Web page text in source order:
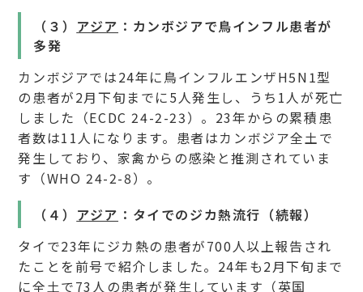
（３） アジア ：カンボジアで鳥インフル患者が
多発
カンボジアでは24年に鳥インフルエンザH5N1型
の患者が2月下旬までに5人発生し、うち1人が死亡
しました（ECDC 24-2-23）。23年からの累積患
者数は11人になります。患者はカンボジア全土で
発生しており、家禽からの感染と推測されていま
す（WHO 24-2-8）。
（４） アジア ：タイでのジカ熱流行（続報）
タイで23年にジカ熱の患者が700人以上報告され
たことを前号で紹介しました。24年も2月下旬まで
に全土で73人の患者が発生しています（英国